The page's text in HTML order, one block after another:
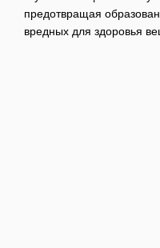
предотвращая
вредных для здоровья